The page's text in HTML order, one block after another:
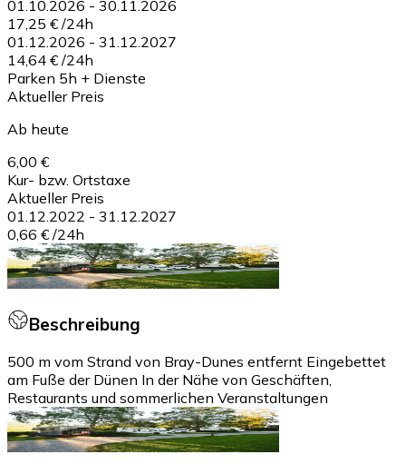
01.10.2026 - 30.11.2026
17,25 € /24h
01.12.2026 - 31.12.2027
14,64 € /24h
Parken 5h + Dienste
Aktueller Preis
Ab heute
6,00 €
Kur- bzw. Ortstaxe
Aktueller Preis
01.12.2022 - 31.12.2027
0,66 € /24h
Beschreibung
500 m vom Strand von Bray-Dunes entfernt Eingebettet
am Fuße der Dünen In der Nähe von Geschäften,
Restaurants und sommerlichen Veranstaltungen